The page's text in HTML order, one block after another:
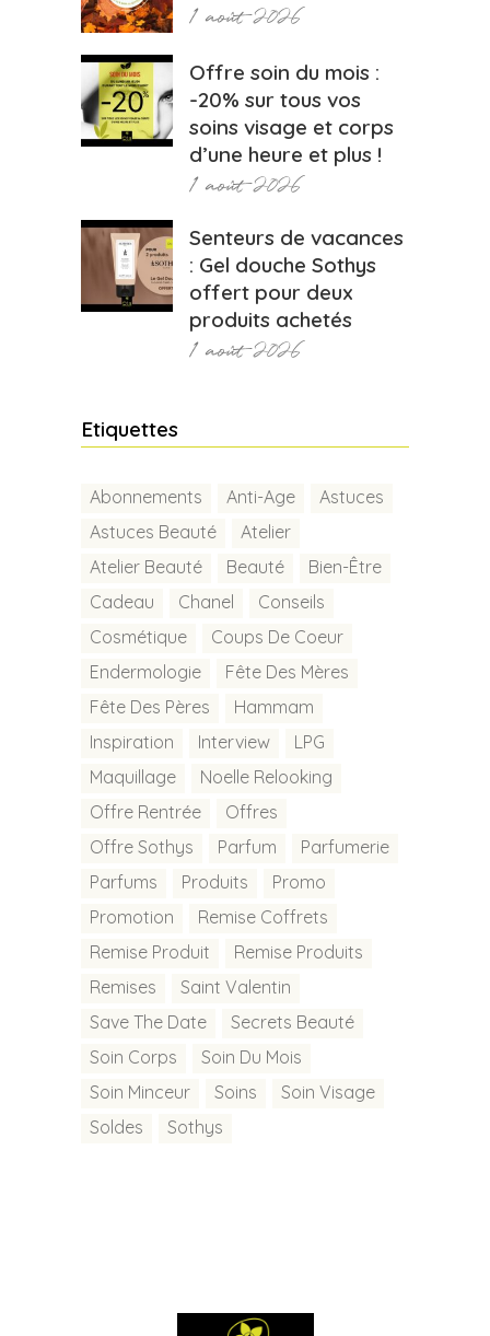
1 août 2026
Offre soin du mois :
-20% sur tous vos
soins visage et corps
d’une heure et plus !
1 août 2026
Senteurs de vacances
: Gel douche Sothys
offert pour deux
produits achetés
1 août 2026
Etiquettes
Abonnements Anti-Age
Astuces
Astuces Beauté
Atelier
Atelier Beauté
Beauté
Bien-Être
Cadeau
Chanel
Conseils
Cosmétique
Coups De Coeur
Endermologie
Fête Des Mères
Fête Des Pères
Hammam
Inspiration
Interview
LPG
Maquillage
Noelle Relooking
Offre Rentrée
Offres
Offre Sothys
Parfum
Parfumerie
Parfums
Produits
Promo
Promotion
Remise Coffrets
Remise Produit
Remise Produits
Remises
Saint Valentin
Save The Date
Secrets Beauté
Soin Corps
Soin Du Mois
Soin Minceur
Soins
Soin Visage
Soldes
Sothys